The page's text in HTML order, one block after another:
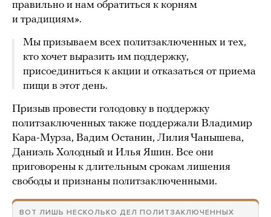
правильно и нам обратиться к корням
и традициям».
Мы призываем всех политзаключенных и тех,
кто хочет выразить им поддержку,
присоединиться к акции и отказаться от приема
пищи в этот день.
Призыв провести голодовку в поддержку
политзаключенных также поддержали Владимир
Кара-Мурза, Вадим Останин, Лилия Чанышева,
Даниэль Холодный и Илья Яшин. Все они
приговорены к длительным срокам лишения
свободы и признаны политзаключенными.
ВОТ ЛИШЬ НЕСКОЛЬКО ДЕЛ ПОЛИТЗАКЛЮЧЕННЫХ